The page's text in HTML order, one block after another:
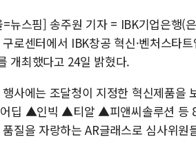
=뉴스핌] 송주원 기자 = IBK기업은행(
로센터에서 IBK창공 혁신·벤처스타
개최했다고 24일 밝혔다.
행사에는 조달청이 지정한 혁신제품
딥 ▲인빅 ▲티알 ▲피앤씨솔루션 등 8
질을 자랑하는 AR글래스로 심사위